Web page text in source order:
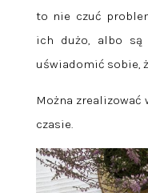
to nie czuć
ich dużo, albo są
uświadomić sobie,
Można
czasie.